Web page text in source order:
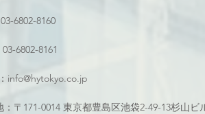
6802-8160
6802-8161
info@hytokyo.co.jp
：〒171-0014 東京都豊島区池袋2-49-13杉山